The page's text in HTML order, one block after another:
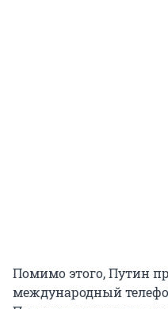
Помимо этого, Путин
международный